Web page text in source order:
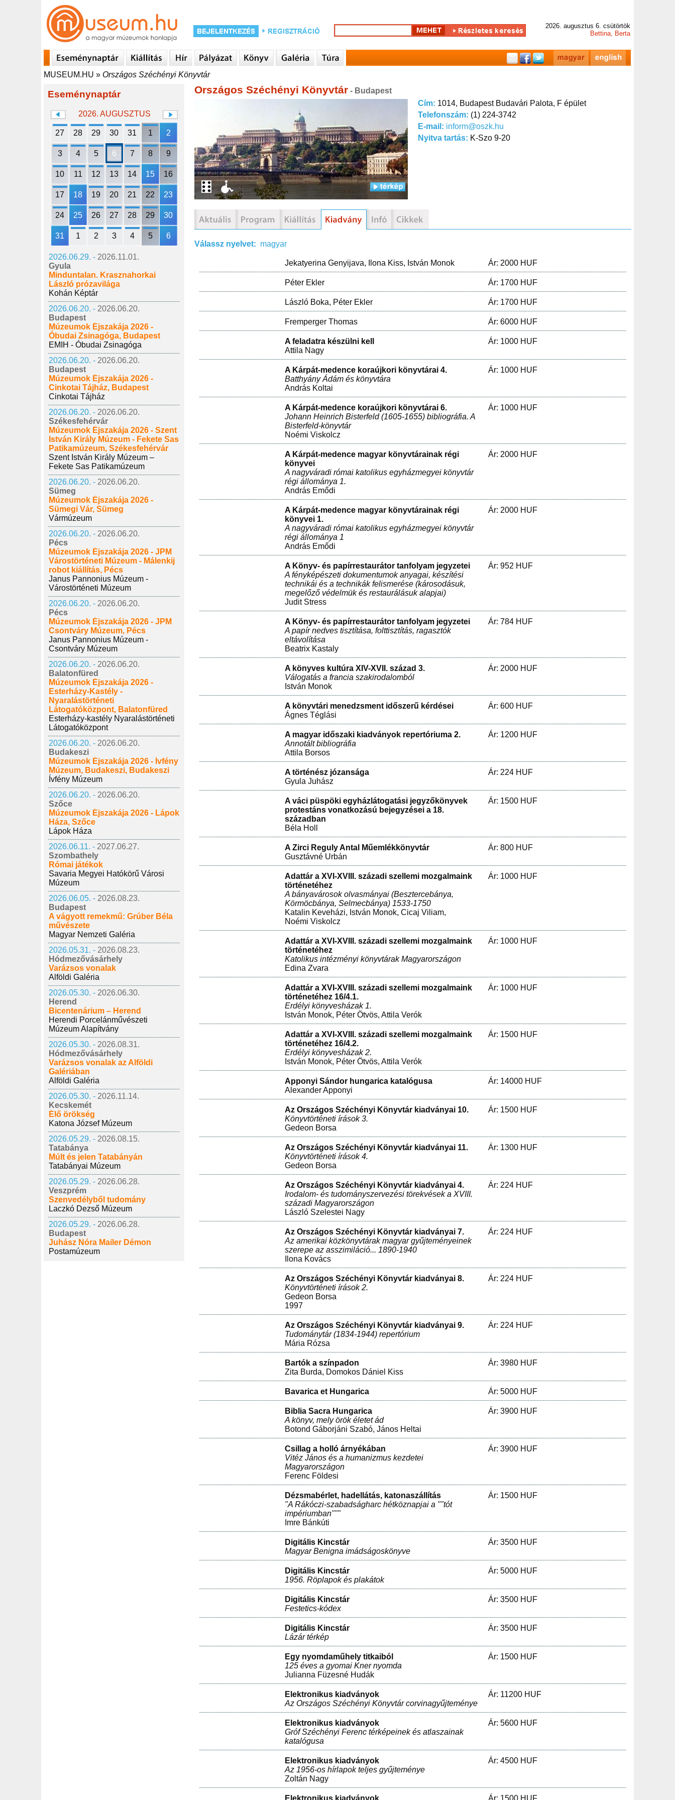
2026. augusztus 6. csütörtök
Bettina, Berta
MUSEUM.HU » Országos Széchényi Könyvtár
Eseménynaptár
2026. AUGUSZTUS
27 28 29 30 31 1 2
3 4 5 6 7 8 9
10 11 12 13 14 15 16
17 18 19 20 21 22 23
24 25 26 27 28 29 30
31 1 2 3 4 5 6
2026.06.29. - 2026.11.01.
Gyula
Minduntalan. Krasznahorkai
László prózavilága
Kohán Képtár
2026.06.20. - 2026.06.20.
Budapest
Múzeumok Éjszakája 2026 -
Óbudai Zsinagóga, Budapest
EMIH - Óbudai Zsinagóga
2026.06.20. - 2026.06.20.
Budapest
Múzeumok Éjszakája 2026 -
Cinkotai Tájház, Budapest
Cinkotai Tájház
2026.06.20. - 2026.06.20.
Székesfehérvár
Múzeumok Éjszakája 2026 - Szent
István Király Múzeum - Fekete Sas
Patikamúzeum, Székesfehérvár
Szent István Király Múzeum –
Fekete Sas Patikamúzeum
2026.06.20. - 2026.06.20.
Sümeg
Múzeumok Éjszakája 2026 -
Sümegi Vár, Sümeg
Vármúzeum
2026.06.20. - 2026.06.20.
Pécs
Múzeumok Éjszakája 2026 - JPM
Várostörténeti Múzeum - Málenkij
robot kiállítás, Pécs
Janus Pannonius Múzeum -
Várostörténeti Múzeum
2026.06.20. - 2026.06.20.
Pécs
Múzeumok Éjszakája 2026 - JPM
Csontváry Múzeum, Pécs
Janus Pannonius Múzeum -
Csontváry Múzeum
2026.06.20. - 2026.06.20.
Balatonfüred
Múzeumok Éjszakája 2026 -
Esterházy-Kastély -
Nyaralástörténeti
Látogatóközpont, Balatonfüred
Esterházy-kastély Nyaralástörténeti
Látogatóközpont
2026.06.20. - 2026.06.20.
Budakeszi
Múzeumok Éjszakája 2026 - Ívfény
Múzeum, Budakeszi, Budakeszi
Ívfény Múzeum
2026.06.20. - 2026.06.20.
Szőce
Múzeumok Éjszakája 2026 - Lápok
Háza, Szőce
Lápok Háza
2026.06.11. - 2027.06.27.
Szombathely
Római játékok
Savaria Megyei Hatókörű Városi
Múzeum
2026.06.05. - 2026.08.23.
Budapest
A vágyott remekmű: Grúber Béla
művészete
Magyar Nemzeti Galéria
2026.05.31. - 2026.08.23.
Hódmezővásárhely
Varázsos vonalak
Alföldi Galéria
2026.05.30. - 2026.06.30.
Herend
Bicentenárium – Herend
Herendi Porcelánművészeti
Múzeum Alapítvány
2026.05.30. - 2026.08.31.
Hódmezővásárhely
Varázsos vonalak az Alföldi
Galériában
Alföldi Galéria
2026.05.30. - 2026.11.14.
Kecskemét
Élő örökség
Katona József Múzeum
2026.05.29. - 2026.08.15.
Tatabánya
Múlt és jelen Tatabányán
Tatabányai Múzeum
2026.05.29. - 2026.06.28.
Veszprém
Szenvedélyből tudomány
Laczkó Dezső Múzeum
2026.05.29. - 2026.06.28.
Budapest
Juhász Nóra Mailer Démon
Postamúzeum
Országos Széchényi Könyvtár - Budapest
Cím: 1014, Budapest Budavári Palota, F épület
Telefonszám: (1) 224-3742
E-mail: inform@oszk.hu
Nyitva tartás: K-Szo 9-20
Válassz nyelvet: magyar
Jekatyerina Genyijava, Ilona Kiss, István Monok Ár: 2000 HUF
Péter Ekler Ár: 1700 HUF
László Boka, Péter Ekler Ár: 1700 HUF
Fremperger Thomas Ár: 6000 HUF
A feladatra készülni kell
Attila Nagy
Ár: 1000 HUF
A Kárpát-medence koraújkori könyvtárai 4.
Batthyány Ádám és könyvtára
András Koltai
Ár: 1000 HUF
A Kárpát-medence koraújkori könyvtárai 6.
Johann Heinrich Bisterfeld (1605-1655) bibliográfia. A
Bisterfeld-könyvtár
Noémi Viskolcz
Ár: 1000 HUF
A Kárpát-medence magyar könyvtárainak régi
könyvei
A nagyváradi római katolikus egyházmegyei könyvtár
régi állománya 1.
András Emődi
Ár: 2000 HUF
A Kárpát-medence magyar könyvtárainak régi
könyvei 1.
A nagyváradi római katolikus egyházmegyei könyvtár
régi állománya 1
András Emődi
Ár: 2000 HUF
A Könyv- és papírrestaurátor tanfolyam jegyzetei
A fényképészeti dokumentumok anyagai, készítési
technikái és a technikák felismerése (károsodásuk,
megelőző védelmük és restaurálásuk alapjai)
Judit Stress
Ár: 952 HUF
A Könyv- és papírrestaurátor tanfolyam jegyzetei
A papír nedves tisztítása, folttisztítás, ragasztók
eltávolítása
Beatrix Kastaly
Ár: 784 HUF
A könyves kultúra XIV-XVII. század 3.
Válogatás a francia szakirodalomból
István Monok
Ár: 2000 HUF
A könyvtári menedzsment időszerű kérdései
Ágnes Téglási
Ár: 600 HUF
A magyar időszaki kiadványok repertóriuma 2.
Annotált bibliográfia
Attila Borsos
Ár: 1200 HUF
A történész józansága
Gyula Juhász
Ár: 224 HUF
A váci püspöki egyházlátogatási jegyzőkönyvek
protestáns vonatkozású bejegyzései a 18.
században
Béla Holl
Ár: 1500 HUF
A Zirci Reguly Antal Műemlékkönyvtár
Gusztávné Urbán
Ár: 800 HUF
Adattár a XVI-XVIII. századi szellemi mozgalmaink
történetéhez
A bányavárosok olvasmányai (Besztercebánya,
Körmöcbánya, Selmecbánya) 1533-1750
Katalin Keveházi, István Monok, Cicaj Viliam,
Noémi Viskolcz
Ár: 1000 HUF
Adattár a XVI-XVIII. századi szellemi mozgalmaink
történetéhez
Katolikus intézményi könyvtárak Magyarországon
Edina Zvara
Ár: 1000 HUF
Adattár a XVI-XVIII. századi szellemi mozgalmaink
történetéhez 16/4.1.
Erdélyi könyvesházak 1.
István Monok, Péter Ötvös, Attila Verók
Ár: 1000 HUF
Adattár a XVI-XVIII. századi szellemi mozgalmaink
történetéhez 16/4.2.
Erdélyi könyvesházak 2.
István Monok, Péter Ötvös, Attila Verók
Ár: 1500 HUF
Apponyi Sándor hungarica katalógusa
Alexander Apponyi
Ár: 14000 HUF
Az Országos Széchényi Könyvtár kiadványai 10.
Könyvtörténeti írások 3.
Gedeon Borsa
Ár: 1500 HUF
Az Országos Széchényi Könyvtár kiadványai 11.
Könyvtörténeti írások 4.
Gedeon Borsa
Ár: 1300 HUF
Az Országos Széchényi Könyvtár kiadványai 4.
Irodalom- és tudományszervezési törekvések a XVIII.
századi Magyarországon
László Szelestei Nagy
Ár: 224 HUF
Az Országos Széchényi Könyvtár kiadványai 7.
Az amerikai közkönyvtárak magyar gyűjteményeinek
szerepe az asszimiláció... 1890-1940
Ilona Kovács
Ár: 224 HUF
Az Országos Széchényi Könyvtár kiadványai 8.
Könyvtörténeti írások 2.
Gedeon Borsa
1997
Ár: 224 HUF
Az Országos Széchényi Könyvtár kiadványai 9.
Tudománytár (1834-1944) repertórium
Mária Rózsa
Ár: 224 HUF
Bartók a színpadon
Zita Burda, Domokos Dániel Kiss
Ár: 3980 HUF
Bavarica et Hungarica Ár: 5000 HUF
Biblia Sacra Hungarica
A könyv, mely örök életet ád
Botond Gáborjáni Szabó, János Heltai
Ár: 3900 HUF
Csillag a holló árnyékában
Vitéz János és a humanizmus kezdetei
Magyarországon
Ferenc Földesi
Ár: 3900 HUF
Dézsmabérlet, hadellátás, katonaszállítás
"A Rákóczi-szabadságharc hétköznapjai a ""tót
impériumban"""
Imre Bánkúti
Ár: 1500 HUF
Digitális Kincstár
Magyar Benigna imádságoskönyve
Ár: 3500 HUF
Digitális Kincstár
1956. Röplapok és plakátok
Ár: 5000 HUF
Digitális Kincstár
Festetics-kódex
Ár: 3500 HUF
Digitális Kincstár
Lázár térkép
Ár: 3500 HUF
Egy nyomdaműhely titkaiból
125 éves a gyomai Kner nyomda
Julianna Füzesné Hudák
Ár: 1500 HUF
Elektronikus kiadványok
Az Országos Széchényi Könyvtár corvinagyűjteménye
Ár: 11200 HUF
Elektronikus kiadványok
Gróf Széchényi Ferenc térképeinek és atlaszainak
katalógusa
Ár: 5600 HUF
Elektronikus kiadványok
Az 1956-os hírlapok teljes gyűjteménye
Zoltán Nagy
Ár: 4500 HUF
Elektronikus kiadványok Ár: 1500 HUF